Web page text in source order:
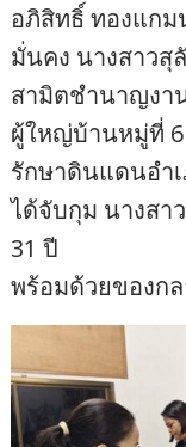
อภิสิทธิ์ ทองแก
มั่นคง นางสาวสุ
สามิตชำนาญงา
ผู้ใหญ่บ้านหมู่ที่ 6
รักษาดินแดนอำ
ได้จับกุม นางสา
31 ปี
พร้อมด้วยของก